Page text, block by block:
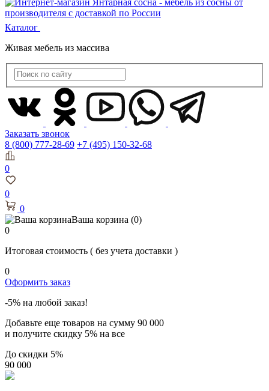
Каталог
Живая мебель из массива
Заказать звонок
8 (800) 777-28-69 +7 (495) 150-32-68
0
0
0
Ваша корзина (0)
0
Итоговая стоимость ( без учета доставки )
0
Оформить заказ
-5% на любой заказ!
Добавьте еще товаров на сумму 90 000
и получите скидку 5% на все
До скидки 5%
90 000